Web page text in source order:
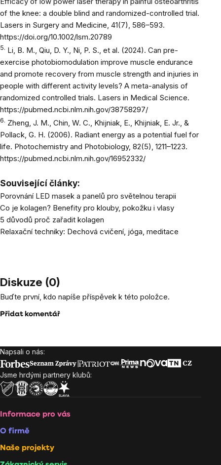
of the knee: a double blind and randomized-controlled trial.
Lasers in Surgery and Medicine, 41(7), 586–593.
https://doi.org/10.1002/lsm.20789
5. Li, B. M., Qiu, D. Y., Ni, P. S., et al. (2024). Can pre-
exercise photobiomodulation improve muscle endurance
and promote recovery from muscle strength and injuries in
people with different activity levels? A meta-analysis of
randomized controlled trials. Lasers in Medical Science.
https://pubmed.ncbi.nlm.nih.gov/38758297/
6. Zheng, J. M., Chin, W. C., Khijniak, E., Khijniak, E. Jr., &
Pollack, G. H. (2006). Radiant energy as a potential fuel for
life. Photochemistry and Photobiology, 82(5), 1211–1223.
https://pubmed.ncbi.nlm.nih.gov/16952332/
Související články:
Porovnání LED masek a panelů pro světelnou terapii
Co je kolagen? Benefity pro klouby, pokožku i vlasy
5 důvodů proč zařadit kolagen
Relaxační techniky: Dechová cvičení, jóga, meditace
Diskuze (0)
Buďte první, kdo napíše příspěvek k této položce.
Přidat komentář
Zápatí
Napsali o nás:
Jsme hrdými partnery klubů:
Informace pro vás
O firmě
Naše projekty